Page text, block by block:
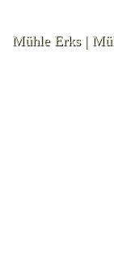
Mühle Erks |